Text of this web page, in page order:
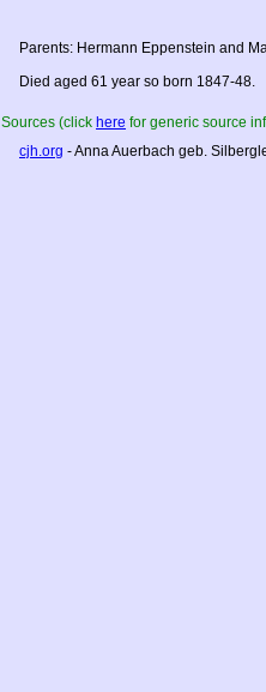
Parents: Hermann Eppenstein and
Died aged 61 year so born 1847-48.
Sources (click here for generic source
cjh.org - Anna Auerbach geb.